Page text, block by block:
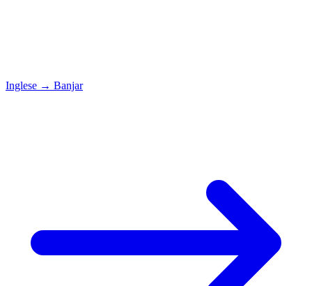
Inglese → Banjar